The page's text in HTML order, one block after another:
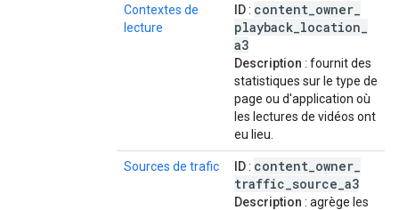
Contextes de
lecture
ID: content owner
playback location
a3
Description : fournit des
statistiques sur le type de
page ou d'application où
les lectures de vidéos ont
eu lieu.
Sources de trafic ID: content owner
traffic source a3
Description : agrège les